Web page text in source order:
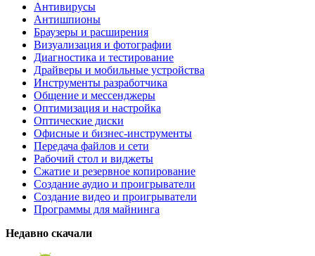
Антивирусы
Антишпионы
Браузеры и расширения
Визуализация и фотографии
Диагностика и тестирование
Драйверы и мобильные устройства
Инструменты разработчика
Общение и мессенджеры
Оптимизация и настройка
Оптические диски
Офисные и бизнес-инструменты
Передача файлов и сети
Рабочий стол и виджеты
Сжатие и резервное копирование
Создание аудио и проигрыватели
Создание видео и проигрыватели
Программы для майнинга
Недавно скачали